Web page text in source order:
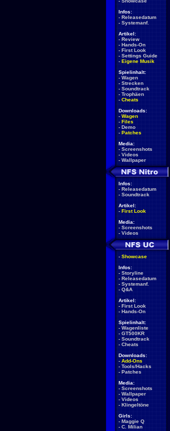
Infos:
- Releasedatum
- Systemanf.
Artikel:
- Review
- Hands-On
- First Look
- Settings Guide
- Eigene Musik
Spielinhalt:
- Wagen
- Strecken
- Soundtrack
- Trophäen
- Cheats
Downloads:
- Wagen
- Files
- Demo
- Patches
Media:
- Screenshots
- Videos
- Wallpaper
Infos:
- Releasedatum
- Soundtrack
Artikel:
- First Look
Media:
- Screenshots
- Videos
- Showcase
Infos:
- Storyline
- Releasedatum
- Systemanf.
- Q&A
Artikel:
- First Look
- Hands-On
Spielinhalt:
- Wagenliste
- GT500KR
- Soundtrack
- Cheats
Downloads:
- Add-Ons
- Tools/Hacks
- Patches
Media:
- Screenshots
- Wallpaper
- Videos
- Klingeltöne
Girls:
- Maggie Q
- C. Milian